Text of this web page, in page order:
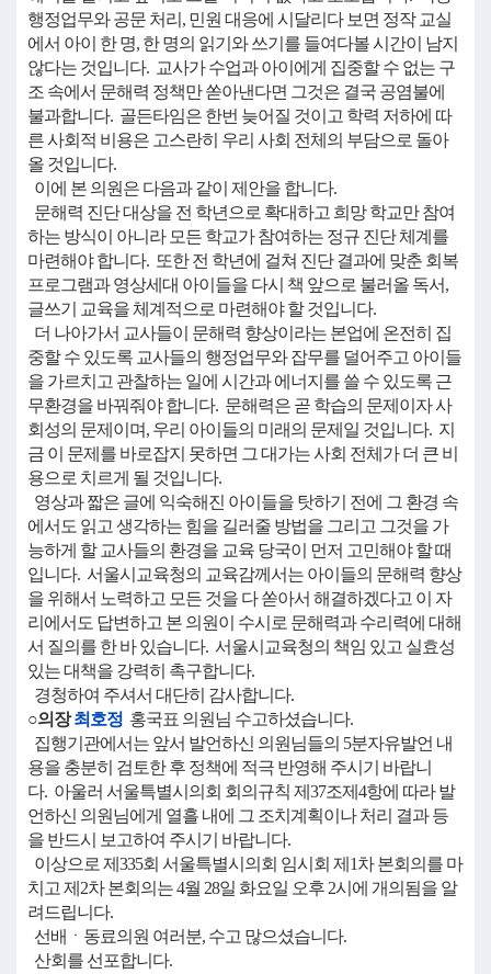
행정업무와 공문 처리, 민원 대응에 시달리다 보면 정작 교실
에서 아이 한 명, 한 명의 읽기와 쓰기를 들여다볼 시간이 남지
않다는 것입니다. 교사가 수업과 아이에게 집중할 수 없는 구
조 속에서 문해력 정책만 쏟아낸다면 그것은 결국 공염불에
불과합니다. 골든타임은 한번 늦어질 것이고 학력 저하에 따
른 사회적 비용은 고스란히 우리 사회 전체의 부담으로 돌아
올 것입니다.
이에 본 의원은 다음과 같이 제안을 합니다.
문해력 진단 대상을 전 학년으로 확대하고 희망 학교만 참여
하는 방식이 아니라 모든 학교가 참여하는 정규 진단 체계를
마련해야 합니다. 또한 전 학년에 걸쳐 진단 결과에 맞춘 회복
프로그램과 영상세대 아이들을 다시 책 앞으로 불러올 독서,
글쓰기 교육을 체계적으로 마련해야 할 것입니다.
더 나아가서 교사들이 문해력 향상이라는 본업에 온전히 집
중할 수 있도록 교사들의 행정업무와 잡무를 덜어주고 아이들
을 가르치고 관찰하는 일에 시간과 에너지를 쓸 수 있도록 근
무환경을 바꿔줘야 합니다. 문해력은 곧 학습의 문제이자 사
회성의 문제이며, 우리 아이들의 미래의 문제일 것입니다. 지
금 이 문제를 바로잡지 못하면 그 대가는 사회 전체가 더 큰 비
용으로 치르게 될 것입니다.
영상과 짧은 글에 익숙해진 아이들을 탓하기 전에 그 환경 속
에서도 읽고 생각하는 힘을 길러줄 방법을 그리고 그것을 가
능하게 할 교사들의 환경을 교육 당국이 먼저 고민해야 할 때
입니다. 서울시교육청의 교육감께서는 아이들의 문해력 향상
을 위해서 노력하고 모든 것을 다 쏟아서 해결하겠다고 이 자
리에서도 답변하고 본 의원이 수시로 문해력과 수리력에 대해
서 질의를 한 바 있습니다. 서울시교육청의 책임 있고 실효성
있는 대책을 강력히 촉구합니다.
경청하여 주셔서 대단히 감사합니다.
○의장최호정 홍국표 의원님 수고하셨습니다.
집행기관에서는 앞서 발언하신 의원님들의 5분자유발언 내
용을 충분히 검토한 후 정책에 적극 반영해 주시기 바랍니
다. 아울러 서울특별시의회 회의규칙 제37조제4항에 따라 발
언하신 의원님에게 열흘 내에 그 조치계획이나 처리 결과 등
을 반드시 보고하여 주시기 바랍니다.
이상으로 제335회 서울특별시의회 임시회 제1차 본회의를 마
치고 제2차 본회의는 4월 28일 화요일 오후 2시에 개의됨을 알
려드립니다.
선배ㆍ동료의원 여러분, 수고 많으셨습니다.
산회를 선포합니다.